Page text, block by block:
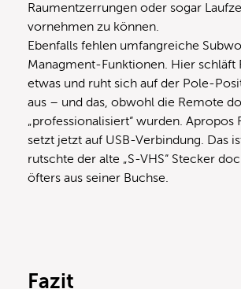
Raumentzerrungen oder sogar
vornehmen zu können.
Ebenfalls fehlen umfangreiche
Managment-Funktionen. Hier schläft
etwas und ruht sich auf der Pole-
aus – und das, obwohl die Remote
„professionalisiert“ wurden. Apropos
setzt jetzt auf USB-Verbindung. Das
rutschte der alte „S-VHS“ Stecker
öfters aus seiner Buchse.
Fazit